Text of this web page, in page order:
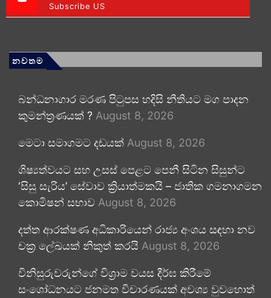
Subscribe US
නවතම
බන්ධනාගාර මරණ පිටුපස හදිසි නීතියට මග පාදන
කුමන්ත්‍රණයක් ? August 8, 2026
මෙටා සමාගමට දඩයක් August 8, 2026
ශිෂ්‍යත්වයට සහ උසස් පෙළට පෙනී සිටින සිසුන්ට
‘සිසු සැරිය’ සේවාව ක්‍රියාත්මකයි – ජාතික ගමනාගමන
කොමිෂන් සභාව August 8, 2026
දත්ත ආරක්ෂණ අධිකාරියෙන් රාජ්‍ය අංශය සඳහා නව
චක්‍ර ලේඛයක් නිකුත් කරයි August 8, 2026
විනිසුරුවරුන්ගේ විශ්‍රාම වයස දීර්ඝ කිරීමේ
සංශෝධනයට ජනමත විචාරණයක් අවශ්‍ය වුවහොත්